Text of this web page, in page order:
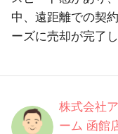
中、遠距離での契
ーズに売却が完了し
株式会社
ーム 函館